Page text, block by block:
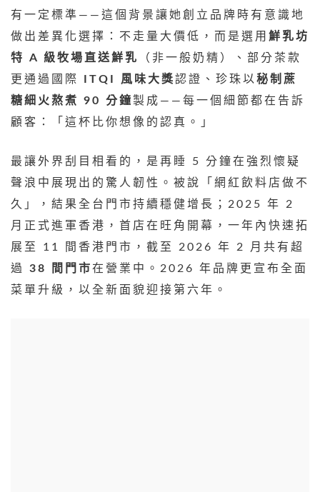
有一定標準——這個背景讓她創立品牌時有意識地
做出差異化選擇：不走量大價低，而是選用 鮮乳坊
特 A 級牧場直送鮮乳
（非一般奶精）、部分茶款
更通過國際
ITQI 風味大獎認證、珍珠以 秘制蔗
糖細火熬煮 90 分鐘製成——每一個細節都在告訴
顧客：「這杯比你想像的認真。」
最讓外界刮目相看的，是再睡 5 分鐘在強烈懷疑
聲浪中展現出的驚人韌性。被說「網紅飲料店做不
久」，結果全台門市持續穩健增長；2025 年 2
月正式進軍香港，首店在旺角開幕，一年內快速拓
展至 11 間香港門市，截至 2026 年 2 月共有超
過 38 間門市在營業中。2026 年品牌更宣布全面
菜單升級，以全新面貌迎接第六年。